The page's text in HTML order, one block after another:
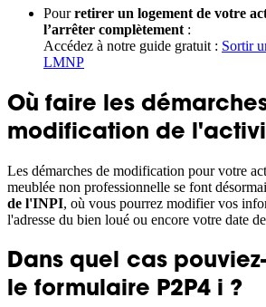
Pourretirer un logement de votre
l’arrêter complètement :
Accédez à notre guide gratuit : Sortir
LMNP
Où faire les
modification de
Les démarches de modification pour votre
meublée non professionnelle se font
de l'INPI, où vous pourrez modifier vos
l'adresse du bien loué ou encore votre date
Dans quel cas
le formulaire P2P4 i ?